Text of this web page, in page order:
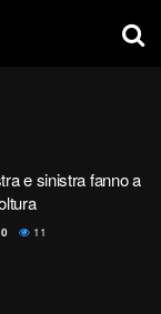
e sinistra fanno a
0 11